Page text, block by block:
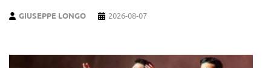
GIUSEPPE LONGO 2026-08-07